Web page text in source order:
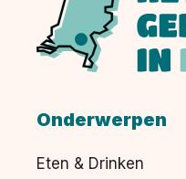
Onderwerpen
Eten & Drinken